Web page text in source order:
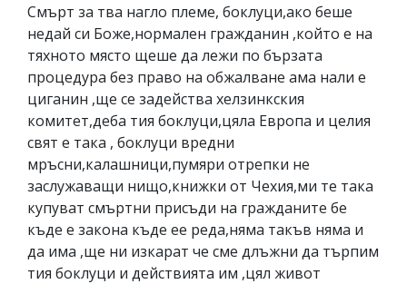
Смърт за тва нагло племе, боклуци,ако беше
недай си Боже,нормален гражданин ,който е на
тяхното място щеше да лежи по бързата
процедура без право на обжалване ама нали е
циганин ,ще се задейства хелзинкския
комитет,деба тия боклуци,цяла Европа и целия
свят е така , боклуци вредни
мръсни,калашници,пумяри отрепки не
заслужаващи нищо,книжки от Чехия,ми те така
купуват смъртни присъди на гражданите бе
къде е закона къде ее реда,няма такъв няма и
да има ,ще ни изкарат че сме длъжни да търпим
тия боклуци и действията им ,цял живот